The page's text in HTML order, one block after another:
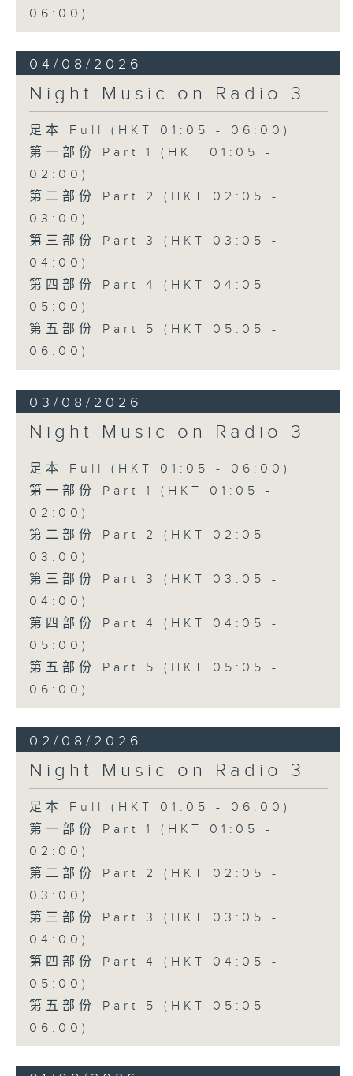
06:00)
04/08/2026
Night Music on Radio 3
足本 Full (HKT 01:05 - 06:00)
第一部份 Part 1 (HKT 01:05 -
02:00)
第二部份 Part 2 (HKT 02:05 -
03:00)
第三部份 Part 3 (HKT 03:05 -
04:00)
第四部份 Part 4 (HKT 04:05 -
05:00)
第五部份 Part 5 (HKT 05:05 -
06:00)
03/08/2026
Night Music on Radio 3
足本 Full (HKT 01:05 - 06:00)
第一部份 Part 1 (HKT 01:05 -
02:00)
第二部份 Part 2 (HKT 02:05 -
03:00)
第三部份 Part 3 (HKT 03:05 -
04:00)
第四部份 Part 4 (HKT 04:05 -
05:00)
第五部份 Part 5 (HKT 05:05 -
06:00)
02/08/2026
Night Music on Radio 3
足本 Full (HKT 01:05 - 06:00)
第一部份 Part 1 (HKT 01:05 -
02:00)
第二部份 Part 2 (HKT 02:05 -
03:00)
第三部份 Part 3 (HKT 03:05 -
04:00)
第四部份 Part 4 (HKT 04:05 -
05:00)
第五部份 Part 5 (HKT 05:05 -
06:00)